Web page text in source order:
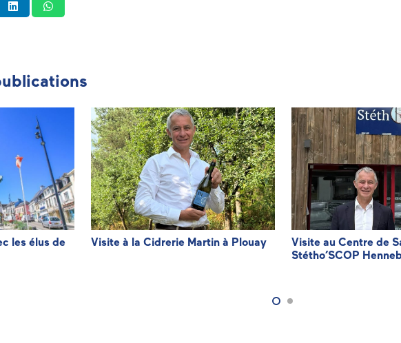
les élus de
Visite à la Cidrerie Martin à Plouay
Visite au Centre de
Stétho’SCOP